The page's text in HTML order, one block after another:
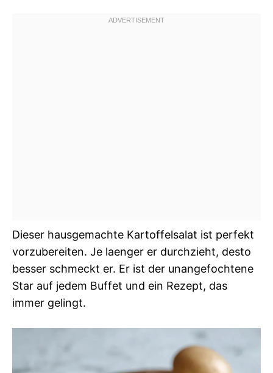
Dieser hausgemachte Kartoffelsalat ist perfekt
vorzubereiten. Je laenger er durchzieht, desto
besser schmeckt er. Er ist der unangefochtene
Star auf jedem Buffet und ein Rezept, das
immer gelingt.